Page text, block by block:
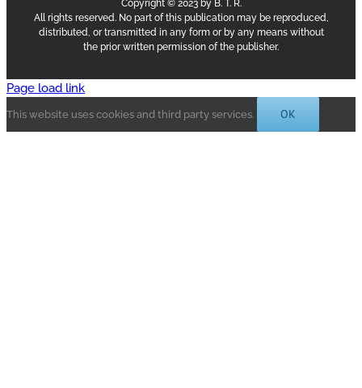
Copyright © 2023 by B. T. R.
All rights reserved. No part of this publication may be reproduced,
distributed, or transmitted in any form or by any means without
the prior written permission of the publisher.
Page load link
This website uses cookies and third party services. OK